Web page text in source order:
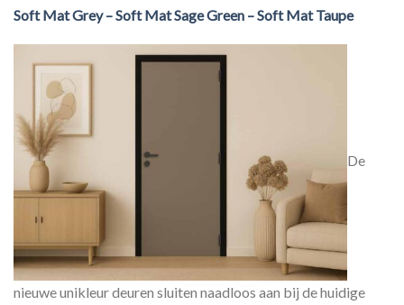
Soft Mat Grey – Soft Mat Sage Green – Soft Mat Taupe
De
nieuwe unikleur deuren sluiten naadloos aan bij de huidige